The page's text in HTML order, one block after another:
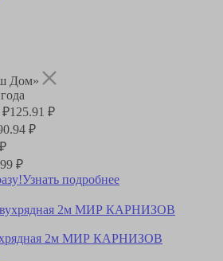
Дом»
₽125.91 ₽
₽
₽
Узнать подробнее
2м МИР КАРНИЗОВ